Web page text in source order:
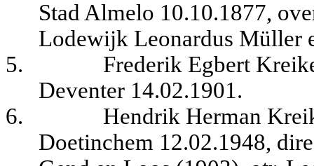
Stad Almelo 10.10.1877,
Lodewijk Leonardus Müller
5.
Frederik Egbert
Deventer 14.02.1901.
6.
Hendrik Herman
Doetinchem 12.02.1948,